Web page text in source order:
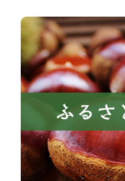
共
に
い
き
町
京
ふ
る
さ
と
税